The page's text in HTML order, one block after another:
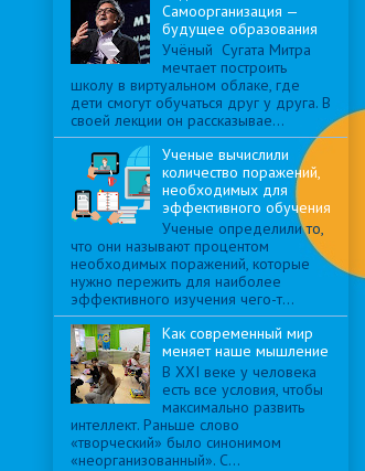
Самоорганизация —
будущее образования
Учёный Сугата Митра
мечтает построить
школу в виртуальном облаке, где
дети смогут обучаться друг у друга. В
своей лекции он рассказывае...
Ученые вычислили
количество поражений,
необходимых для
эффективного обучения
Ученые определили то,
что они называют процентом
необходимых поражений, которые
нужно пережить для наиболее
эффективного изучения чего-т...
Как современный мир
меняет наше мышление
В XXI веке у человека
есть все условия, чтобы
максимально развить
интеллект. Раньше слово
«творческий» было синонимом
«неорганизованный». С...